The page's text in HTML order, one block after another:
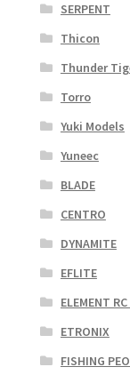
SERPENT
Thicon
Thunder
Torro
Yuki Models
Yuneec
BLADE
CENTRO
DYNAMITE
EFLITE
ELEMENT
ETRONIX
FISHING